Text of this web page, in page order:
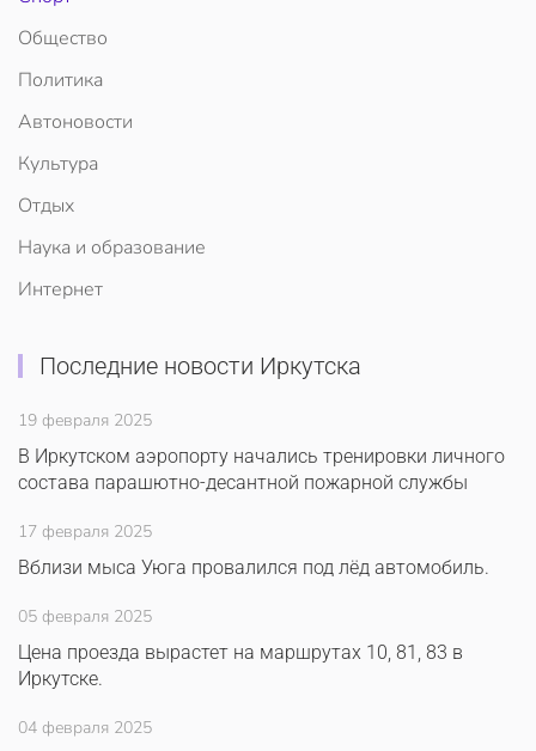
Общество
Политика
Автоновости
Культура
Отдых
Наука и образование
Интернет
Последние новости Иркутска
19 февраля 2025
В Иркутском аэропорту начались тренировки личного
состава парашютно-десантной пожарной службы
17 февраля 2025
Вблизи мыса Уюга провалился под лёд автомобиль.
05 февраля 2025
Цена проезда вырастет на маршрутах 10, 81, 83 в
Иркутске.
04 февраля 2025